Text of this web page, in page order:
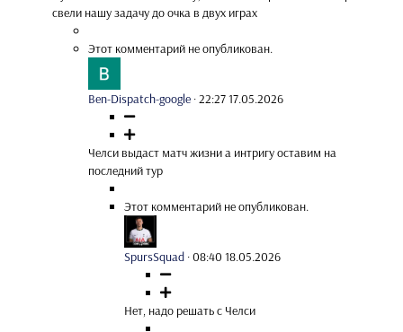
свели нашу задачу до очка в двух играх
Этот комментарий не опубликован.
Ben-Dispatch-google ·22:27 17.05.2026
Челси выдаст матч жизни а интригу оставим на
последний тур
Этот комментарий не опубликован.
SpursSquad ·08:40 18.05.2026
Нет, надо решать с Челси